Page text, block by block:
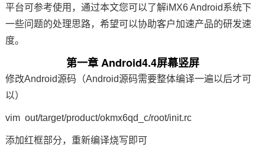
方案定制
淘宝商城
新闻中心
技术论坛
态 讯
平台可参考使用，通过本文您可以了解iMX6 Android系统下
一些问题的处理思路， 希望可以协助客户加速产品的研发速
度。
第一章 Android4.4屏幕竖屏
修改Android源码（Android源码需要整体编译一遍以后才可
以）
vim out/target/product/okmx6qd_c/root/init.rc
添加红框部分，重新编译烧写即可